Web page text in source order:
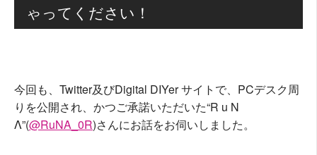
ゃってください！
今回も、Twitter及びDigital DIYer サイトで、PCデスク周
りを公開され、かつご承諾いただいた“R u N
Λ”(@RuNA_0R)さんにお話をお伺いしました。